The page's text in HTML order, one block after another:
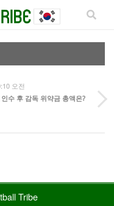
오전
인수 후 감독 위약금 총액은?
Tribe